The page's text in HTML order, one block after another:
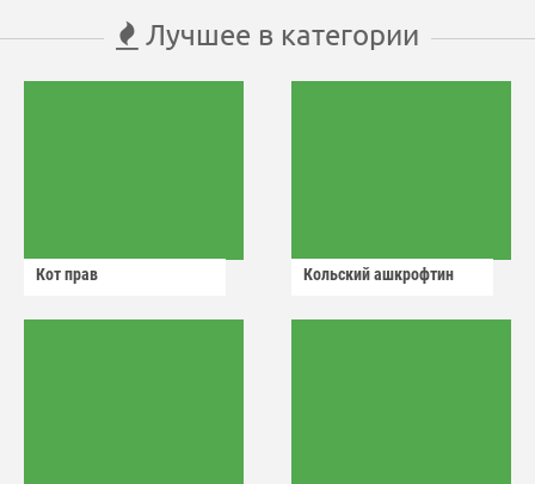
Лучшее в категории
Кот прав Кольский ашкрофтин